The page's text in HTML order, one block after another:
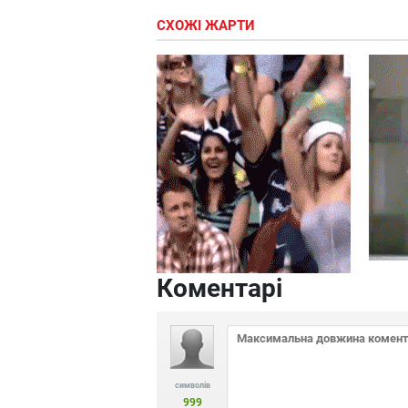
СХОЖІ ЖАРТИ
Коментарі
символів
999